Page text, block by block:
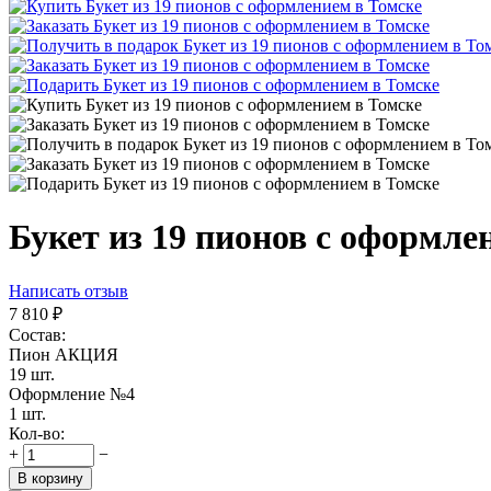
Букет из 19 пионов с
Написать отзыв
7 810 ₽
Состав:
Пион АКЦИЯ
19 шт.
Оформление №4
1 шт.
Кол-во:
+
−
В корзину